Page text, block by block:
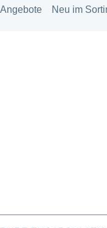
Angebote Neu im